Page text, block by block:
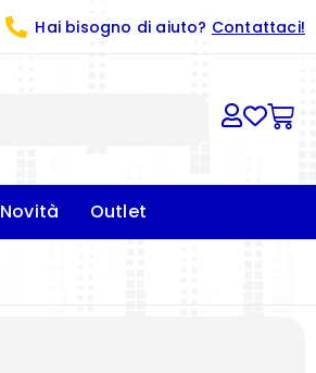
Hai bisogno di aiuto? Contattaci!
Novità Outlet